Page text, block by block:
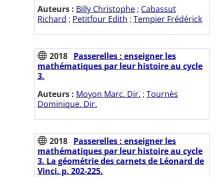
Auteurs : Billy Christophe ; Cabassut
Richard ; Petitfour Edith ; Tempier Frédérick
2018 Passerelles : enseigner les
mathématiques par leur histoire au cycle
3.
Auteurs : Moyon Marc. Dir. ; Tournès
Dominique. Dir.
2018 Passerelles : enseigner les
mathématiques par leur histoire au cycle
3. La géométrie des carnets de Léonard de
Vinci. p. 202-225.